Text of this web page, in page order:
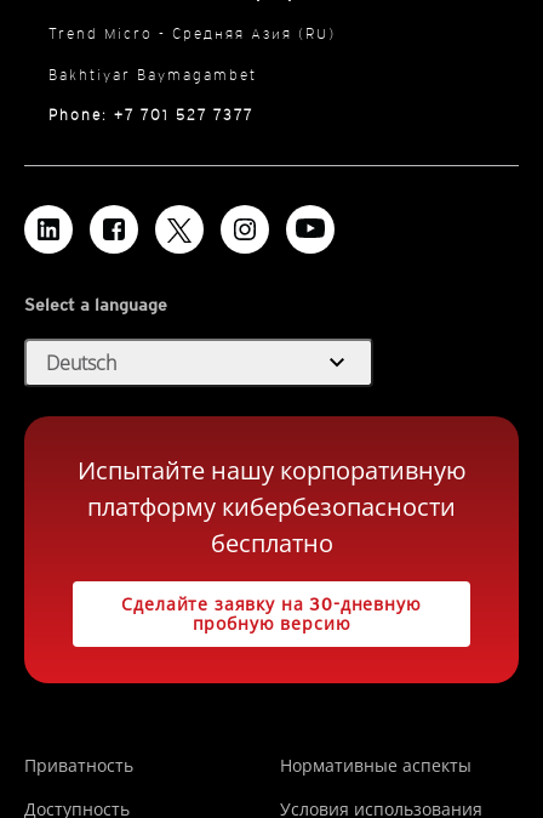
Trend Micro - Средняя Азия (RU)
Bakhtiyar Baymagambet
Phone: +7 701 527 7377
Select a language
Deutsch expand_more
Испытайте нашу корпоративную
платформу кибербезопасности
бесплатно
Сделайте заявку на 30-дневную
пробную версию
Приватность
Нормативные аспекты
Доступность
Условия использования